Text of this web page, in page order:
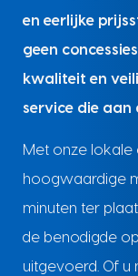
en eerlijke
geen
kwaliteit en
service die aan
Met onze lokale
hoogwaardige
minuten ter
de benodigde
uitgevoerd. Of u